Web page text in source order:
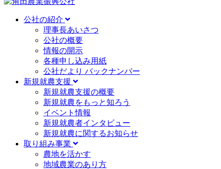
公社の紹介
理事長あいさつ
公社の概要
情報の開示
各種申し込み用紙
公社だより バックナンバー
新規就農支援
新規就農支援の概要
新規就農をもっと知ろう
イベント情報
新規就農者インタビュー
新規就農に関するお知らせ
取り組み事業
農地を活かす
地域農業のあり方